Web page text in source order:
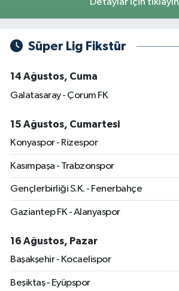
Detaylar için tıklayın
Süper Lig Fikstür
14 Ağustos, Cuma
Galatasaray - Çorum FK
15 Ağustos, Cumartesi
Konyaspor - Rizespor
Kasımpaşa - Trabzonspor
Gençlerbirliği S.K. - Fenerbahçe
Gaziantep FK - Alanyaspor
16 Ağustos, Pazar
Başakşehir - Kocaelispor
Beşiktaş - Eyüpspor